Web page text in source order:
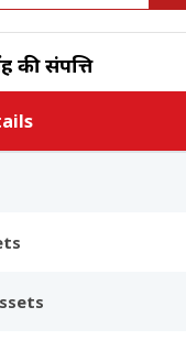
की संपत्ति